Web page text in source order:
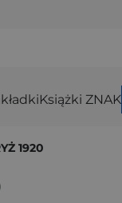
Książki ZNAK
1920